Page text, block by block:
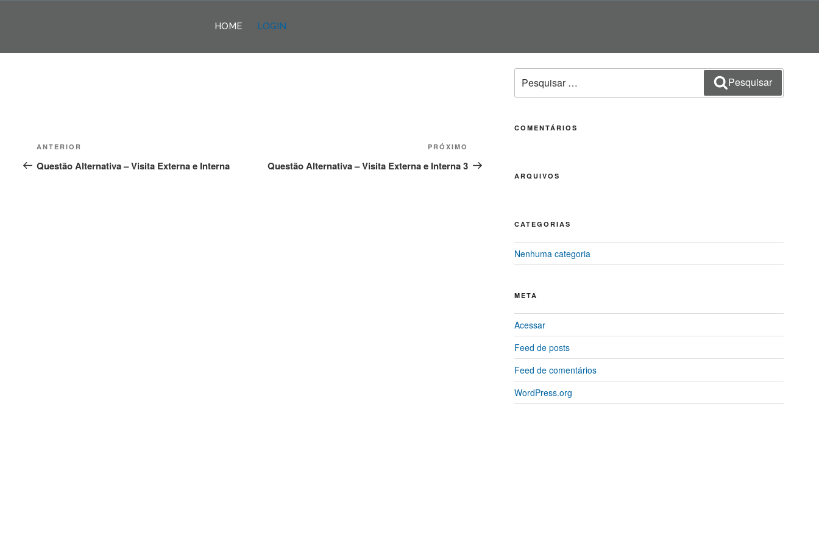
conteúdo
HOME LOGIN
Navegação
de
Post
anterior
ANTERIOR
Questão Alternativa – Visita Externa e Interna
post
PRÓXIMO
Questão Alternativa – Visita Externa e Interna 3
por:
Pesquisar
COMENTÁRIOS
ARQUIVOS
CATEGORIAS
Nenhuma categoria
META
Acessar
Feed de posts
Feed de comentários
WordPress.org